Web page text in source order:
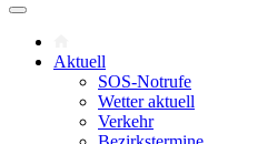
Aktuell
SOS-Notrufe
Wetter aktuell
Verkehr